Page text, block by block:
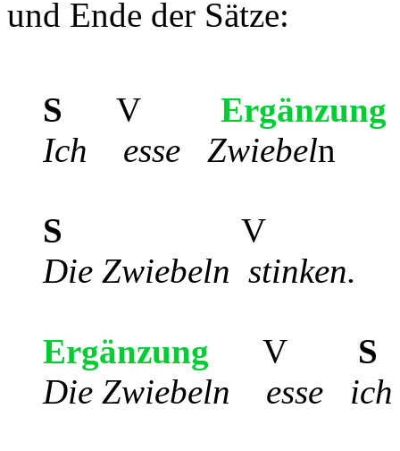
und Ende der Sätze:
S V
Ergänzung
Ich esse Zwiebeln
S V
Die Zwiebeln stinken.
Ergänzung V S
Die Zwiebeln esse ich